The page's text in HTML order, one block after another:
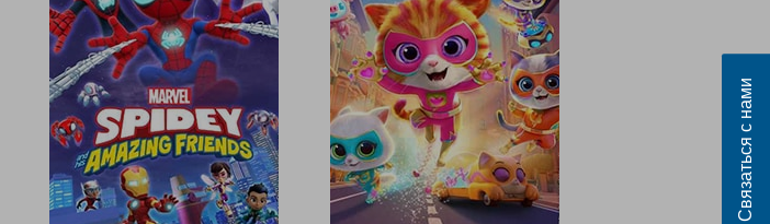
Связаться с нами